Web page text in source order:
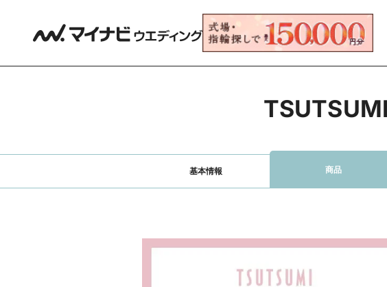
基本情報 商品